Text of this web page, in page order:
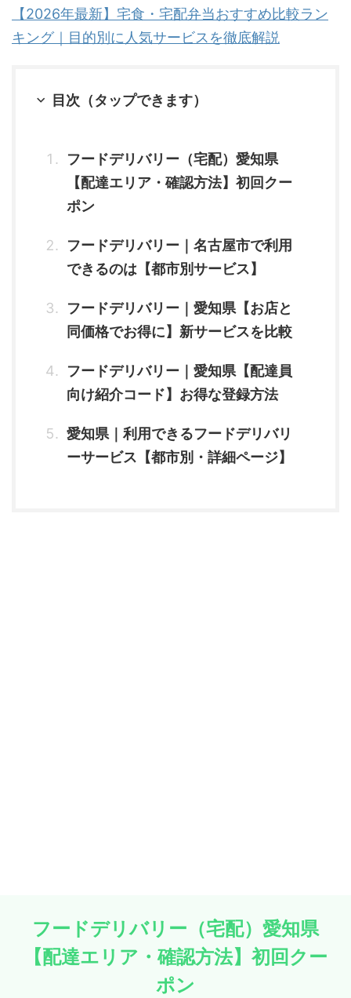
【2026年最新】宅食・宅配弁当おすすめ比較ラン
キング｜目的別に人気サービスを徹底解説
目次（タップできます）
フードデリバリー（宅配）愛知県
【配達エリア・確認方法】初回クー
ポン
フードデリバリー｜名古屋市で利用
できるのは【都市別サービス】
フードデリバリー｜愛知県【お店と
同価格でお得に】新サービスを比較
フードデリバリー｜愛知県【配達員
向け紹介コード】お得な登録方法
愛知県｜利用できるフードデリバリ
ーサービス【都市別・詳細ページ】
フードデリバリー（宅配）愛知県
【配達エリア・確認方法】初回クー
ポン